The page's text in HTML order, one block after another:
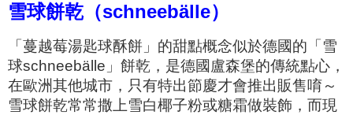
雪球餅乾（schneebälle）
「蔓越莓湯匙球酥餅」的甜點概念似於德國的「雪
球schneebälle」餅乾， 是德國盧森堡的傳統點心，
在歐洲其他城市，只有特出節慶才會推出販售唷～
雪球餅乾常常撒上雪白椰子粉或糖霜做裝飾， 而現